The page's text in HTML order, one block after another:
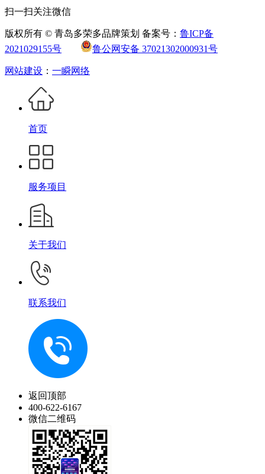
扫一扫关注微信
版权所有 © 青岛多荣多品牌策划 备案号： 鲁ICP备
2021029155号
鲁公网安备 37021302000931号
网站建设 ： 一瞬网络
首页
服务项目
关于我们
联系我们
返回顶部
400-622-6167
微信二维码